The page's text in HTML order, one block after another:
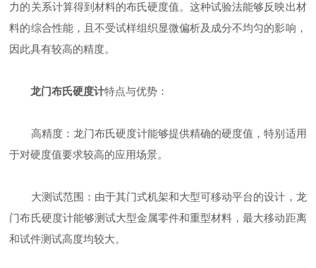
力的关系计算得到材料的布氏硬度值。这种试验法能够反映出材
料的综合性能，且不受试样组织显微偏析及成分不均匀的影响，
因此具有较高的精度。
龙门布氏硬度计特点与优势：
高精度：龙门布氏硬度计能够提供精确的硬度值，特别适用
于对硬度值要求较高的应用场景。
大测试范围：由于其门式机架和大型可移动平台的设计，龙
门布氏硬度计能够测试大型金属零件和重型材料，最大移动距离
和试件测试高度均较大。